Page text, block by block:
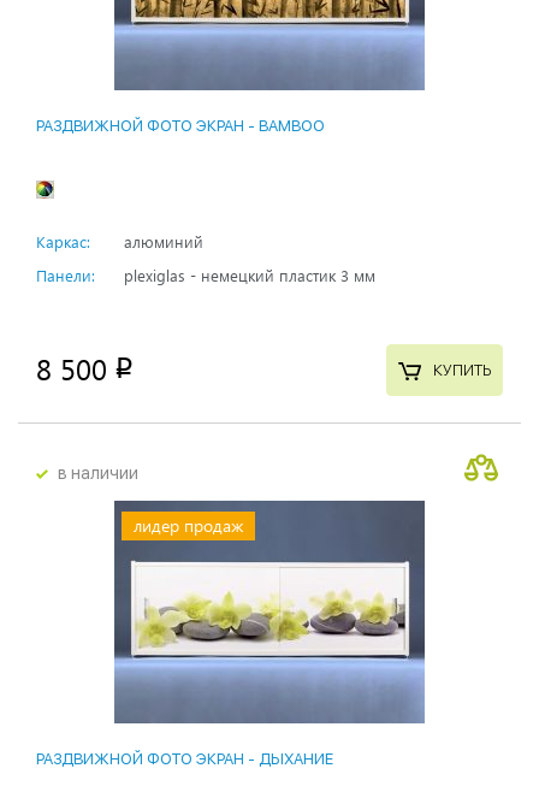
РАЗДВИЖНОЙ ФОТО ЭКРАН - BAMBOO
Каркас:
алюминий
Панели:
plexiglas - немецкий пластик 3 мм
8 500 p КУПИТЬ
в наличии
лидер продаж
РАЗДВИЖНОЙ ФОТО ЭКРАН - ДЫХАНИЕ